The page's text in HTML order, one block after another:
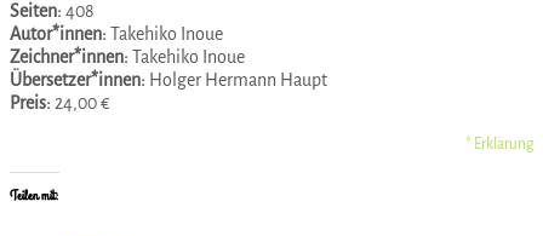
Seiten: 408
Autor*innen: Takehiko Inoue
Zeichner*innen: Takehiko Inoue
Übersetzer*innen: Holger Hermann Haupt
Preis: 24,00 €
* Erklärung
Teilen mit: